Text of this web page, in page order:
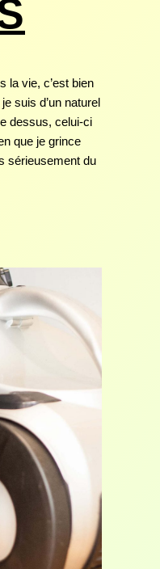
la vie, c’est bien
suis d’un naturel
dessus, celui-ci
que je grince
sérieusement du